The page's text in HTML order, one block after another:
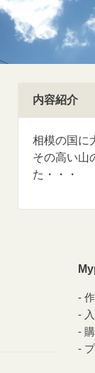
内容紹介
相模の国に
その高い山
た・・・